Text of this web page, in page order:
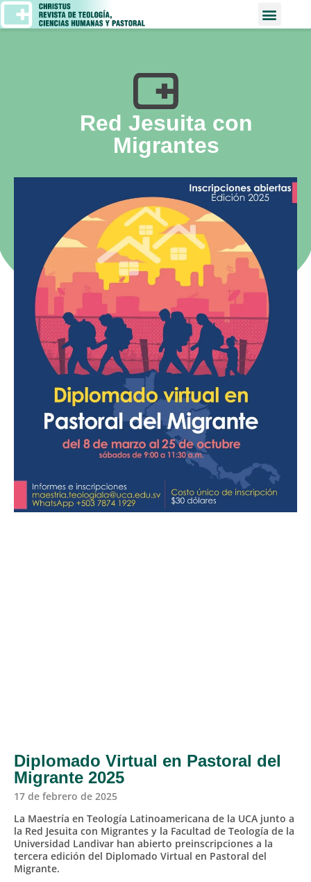
Red Jesuita con
Migrantes
Diplomado Virtual en Pastoral del
Migrante 2025
17 de febrero de 2025
La Maestría en Teología Latinoamericana de la UCA junto a
la Red Jesuita con Migrantes y la Facultad de Teología de la
Universidad Landivar han abierto preinscripciones a la
tercera edición del Diplomado Virtual en Pastoral del
Migrante.